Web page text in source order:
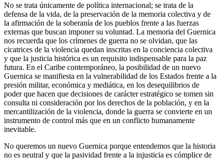
No se trata únicamente de política internacional; se trata de la
defensa de la vida, de la preservación de la memoria colectiva y de
la afirmación de la soberanía de los pueblos frente a las fuerzas
externas que buscan imponer su voluntad. La memoria del Guernica
nos recuerda que los crímenes de guerra no se olvidan, que las
cicatrices de la violencia quedan inscritas en la conciencia colectiva
y que la justicia histórica es un requisito indispensable para la paz
futura. En el Caribe contemporáneo, la posibilidad de un nuevo
Guernica se manifiesta en la vulnerabilidad de los Estados frente a la
presión militar, económica y mediática, en los desequilibrios de
poder que hacen que decisiones de carácter estratégico se tomen sin
consulta ni consideración por los derechos de la población, y en la
mercantilización de la violencia, donde la guerra se convierte en un
instrumento de control más que en un conflicto humanamente
inevitable.
No queremos un nuevo Guernica porque entendemos que la historia
no es neutral y que la pasividad frente a la injusticia es cómplice de